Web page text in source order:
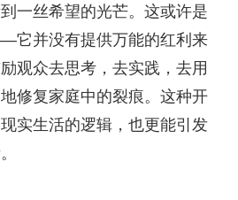
一丝希望的光芒。这或许是
它并没有提供万能的红利来
观众去思考，去实践，去用
修复家庭中的裂痕。这种开
实生活的逻辑，也更能引发